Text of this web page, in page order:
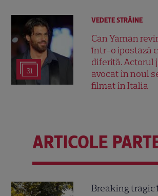
31
VEDETE STRĂINE
Can Yaman
într-o ipostază
diferită. Actorul
avocat în noul
filmat în Italia
ARTICOLE
Breaking tragic